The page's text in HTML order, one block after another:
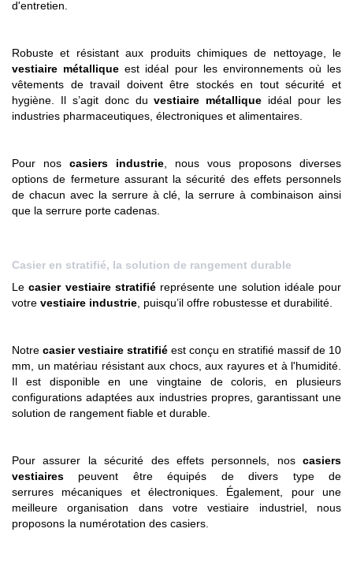
d'entretien.
Robuste et résistant aux produits chimiques de nettoyage, le
vestiaire métallique est idéal pour les environnements où les
vêtements de travail doivent être stockés en tout sécurité et
hygiène. Il s’agit donc duvestiaire métallique idéal pour les
industries pharmaceutiques, électroniques et alimentaires.
Pour nos casiers industrie , nous vous proposons diverses
options de fermeture assurant la sécurité des effets personnels
de chacun avec la serrure à clé, la serrure à combinaison ainsi
que la serrure porte cadenas.
Casier en stratifié, la solution de rangement durable
Lecasier vestiaire stratifiéreprésente une solution idéale pour
votre vestiaire industrie , puisqu’il offre robustesse et durabilité.
Notre casier vestiaire stratifié est conçu en stratifié massif de 10
mm, un matériau résistant aux chocs, aux rayures et à l'humidité.
Il est disponible en une vingtaine de coloris, en plusieurs
configurations adaptées aux industries propres, garantissant une
solution de rangement fiable et durable.
Pour assurer la sécurité des effets personnels, nos casiers
vestiaires peuvent être équipés de divers type de
serrures mécaniques et électroniques. Également, pour une
meilleure organisation dans votre vestiaire industriel, nous
proposons la numérotation des casiers.